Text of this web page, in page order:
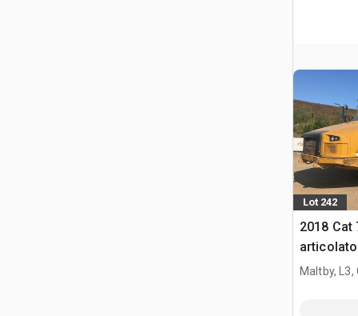
Lot 242
2018 Cat
articolato
Maltby, L3,